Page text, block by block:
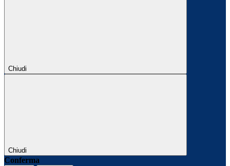
Chiudi
Chiudi
Conferma